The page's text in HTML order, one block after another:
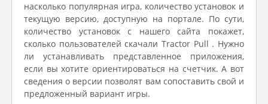
насколько популярная игра, количество установок и
текущую версию, доступную на портале. По сути,
количество установок с нашего сайта покажет,
сколько пользователей скачали Tractor Pull . Нужно
ли устанавливать представленное приложения,
если вы хотите ориентироваться на счетчик. А вот
сведения о версии позволят вам сопоставить свой и
предложенный вариант игры.